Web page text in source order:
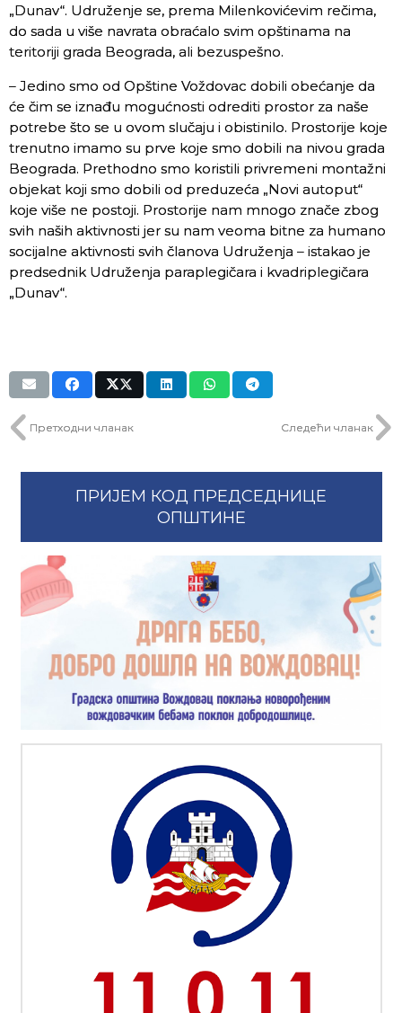
„Dunav“. Udruženje se, prema Milenkovićevim rečima,
do sada u više navrata obraćalo svim opštinama na
teritoriji grada Beograda, ali bezuspešno.
– Jedino smo od Opštine Voždovac dobili obećanje da
će čim se iznađu mogućnosti odrediti prostor za naše
potrebe što se u ovom slučaju i obistinilo. Prostorije koje
trenutno imamo su prve koje smo dobili na nivou grada
Beograda. Prethodno smo koristili privremeni montažni
objekat koji smo dobili od preduzeća „Novi autoput“
koje više ne postoji. Prostorije nam mnogo znače zbog
svih naših aktivnosti jer su nam veoma bitne za humano
socijalne aktivnosti svih članova Udruženja – istakao je
predsednik Udruženja paraplegičara i kvadriplegičara
„Dunav“.
Претходни чланак Следећи чланак
ПРИЈЕМ КОД ПРЕДСЕДНИЦЕ
ОПШТИНЕ